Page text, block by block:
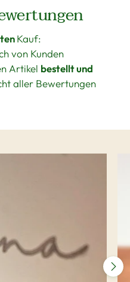
Kauf:
von Kunden
Artikel bestellt und
aller Bewertungen